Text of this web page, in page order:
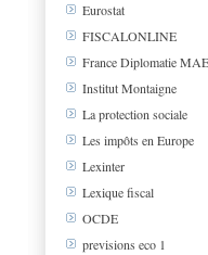
Eurostat
FISCALONLINE
France Diplomatie MAE
Institut Montaigne
La protection sociale
Les impôts en Europe
Lexinter
Lexique fiscal
OCDE
previsions eco 1